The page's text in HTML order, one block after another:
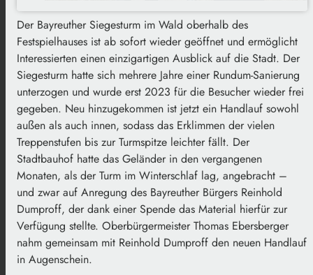
Der Bayreuther Siegesturm im Wald oberhalb des
Festspielhauses ist ab sofort wieder geöffnet und ermöglicht
Interessierten einen einzigartigen Ausblick auf die Stadt. Der
Siegesturm hatte sich mehrere Jahre einer Rundum-Sanierung
unterzogen und wurde erst 2023 für die Besucher wieder frei
gegeben. Neu hinzugekommen ist jetzt ein Handlauf sowohl
außen als auch innen, sodass das Erklimmen der vielen
Treppenstufen bis zur Turmspitze leichter fällt. Der
Stadtbauhof hatte das Geländer in den vergangenen
Monaten, als der Turm im Winterschlaf lag, angebracht –
und zwar auf Anregung des Bayreuther Bürgers Reinhold
Dumproff, der dank einer Spende das Material hierfür zur
Verfügung stellte. Oberbürgermeister Thomas Ebersberger
nahm gemeinsam mit Reinhold Dumproff den neuen Handlauf
in Augenschein.